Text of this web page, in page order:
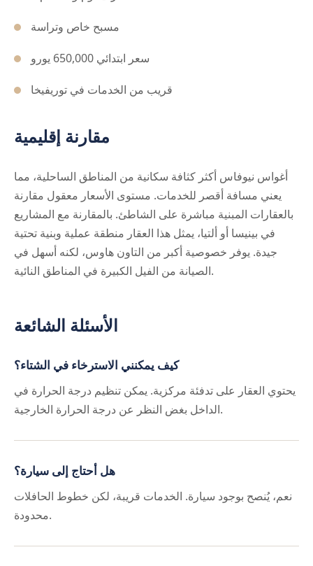
مسبح خاص وتراسة
سعر ابتدائي 650,000 يورو
قريب من الخدمات في توريفيخا
مقارنة إقليمية
أغواس نيوفاس أكثر كثافة سكانية من المناطق الساحلية، مما
يعني مسافة أقصر للخدمات. مستوى الأسعار معقول مقارنة
بالعقارات المبنية مباشرة على الشاطئ. بالمقارنة مع المشاريع
في بينيسا أو ألتيا، يمثل هذا العقار منطقة عملية وبنية تحتية
جيدة. يوفر خصوصية أكبر من التاون هاوس، لكنه أسهل في
الصيانة من الفيل الكبيرة في المناطق النائية.
الأسئلة الشائعة
كيف يمكنني الاسترخاء في الشتاء؟
يحتوي العقار على تدفئة مركزية. يمكن تنظيم درجة الحرارة في
الداخل بغض النظر عن درجة الحرارة الخارجية.
هل أحتاج إلى سيارة؟
نعم، يُنصح بوجود سيارة. الخدمات قريبة، لكن خطوط الحافلات
محدودة.